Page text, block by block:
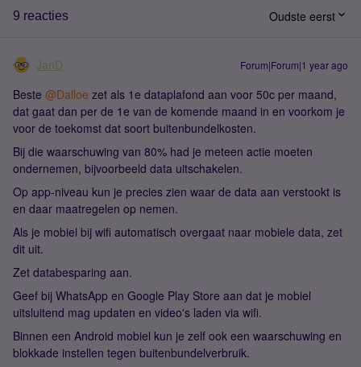
9 reacties Oudste eerst
JanD Forum|Forum|1 year ago
Beste ​ @Dalloe zet als 1e dataplafond aan voor 50c per maand,
dat gaat dan per de 1e van de komende maand in en voorkom je
voor de toekomst dat soort buitenbundelkosten.
Bij die waarschuwing van 80% had je meteen actie moeten
ondernemen, bijvoorbeeld data uitschakelen.
Op app-niveau kun je precies zien waar de data aan verstookt is
en daar maatregelen op nemen.
Als je mobiel bij wifi automatisch overgaat naar mobiele data, zet
dit uit.
Zet databesparing aan.
Geef bij WhatsApp en Google Play Store aan dat je mobiel
uitsluitend mag updaten en video's laden via wifi.
Binnen een Android mobiel kun je zelf ook een waarschuwing en
blokkade instellen tegen buitenbundelverbruik.